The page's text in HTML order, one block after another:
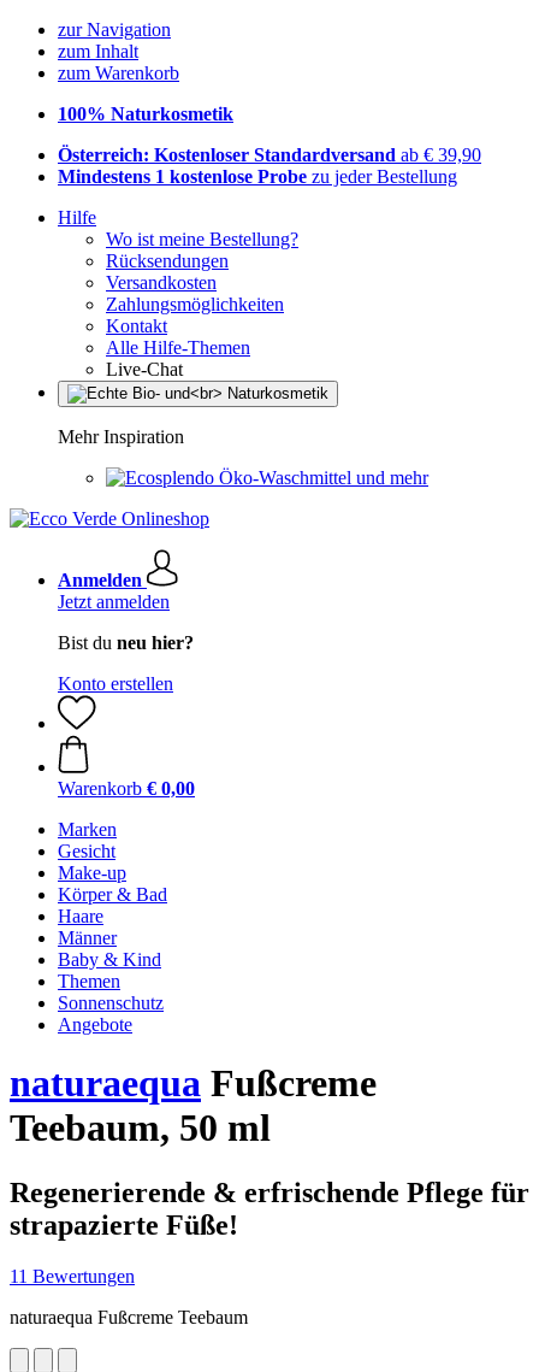
zur Navigation
zum Inhalt
zum Warenkorb
100% Naturkosmetik
Österreich: Kostenloser Standardversand ab € 39,90
Mindestens 1 kostenlose Probe zu jeder Bestellung
Hilfe
Wo ist meine Bestellung?
Rücksendungen
Versandkosten
Zahlungsmöglichkeiten
Kontakt
Alle Hilfe-Themen
Live-Chat
Mehr Inspiration
Öko-Waschmittel und mehr
Anmelden
Jetzt anmelden
Bist du neu hier?
Konto erstellen
Warenkorb € 0,00
Marken
Gesicht
Make-up
Körper & Bad
Haare
Männer
Baby & Kind
Themen
Sonnenschutz
Angebote
naturaequa Fußcreme
Teebaum, 50 ml
Regenerierende & erfrischende Pflege für
strapazierte Füße!
11 Bewertungen
naturaequa Fußcreme Teebaum